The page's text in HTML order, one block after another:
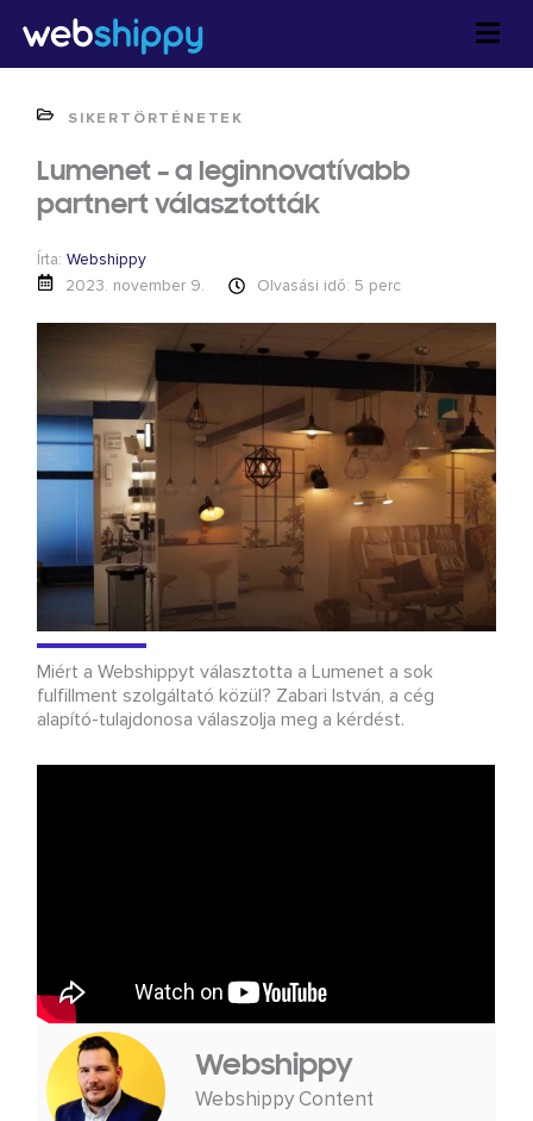
content
SIKERTÖRTÉNETEK
Lumenet – a leginnovatívabb
partnert választották
Írta: Webshippy
2023. november 9.
Olvasási idő: 5 perc
Miért a Webshippyt választotta a Lumenet a sok
fulfillment szolgáltató közül? Zabari István, a cég
alapító-tulajdonosa válaszolja meg a kérdést.
Webshippy
Webshippy Content